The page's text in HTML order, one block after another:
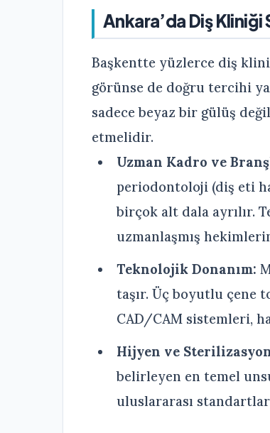
Ankara’da Diş
Başkentte yüzlerce diş
görünse de doğru tercihi
sadece beyaz bir gülüş
etmelidir.
Uzman Kadro ve
periodontoloji (diş eti
birçok alt dala ayrılır.
uzmanlaşmış
Teknolojik Donanım:
taşır. Üç boyutlu çene
CAD/CAM sistemleri,
Hijyen ve
belirleyen en temel
uluslararası